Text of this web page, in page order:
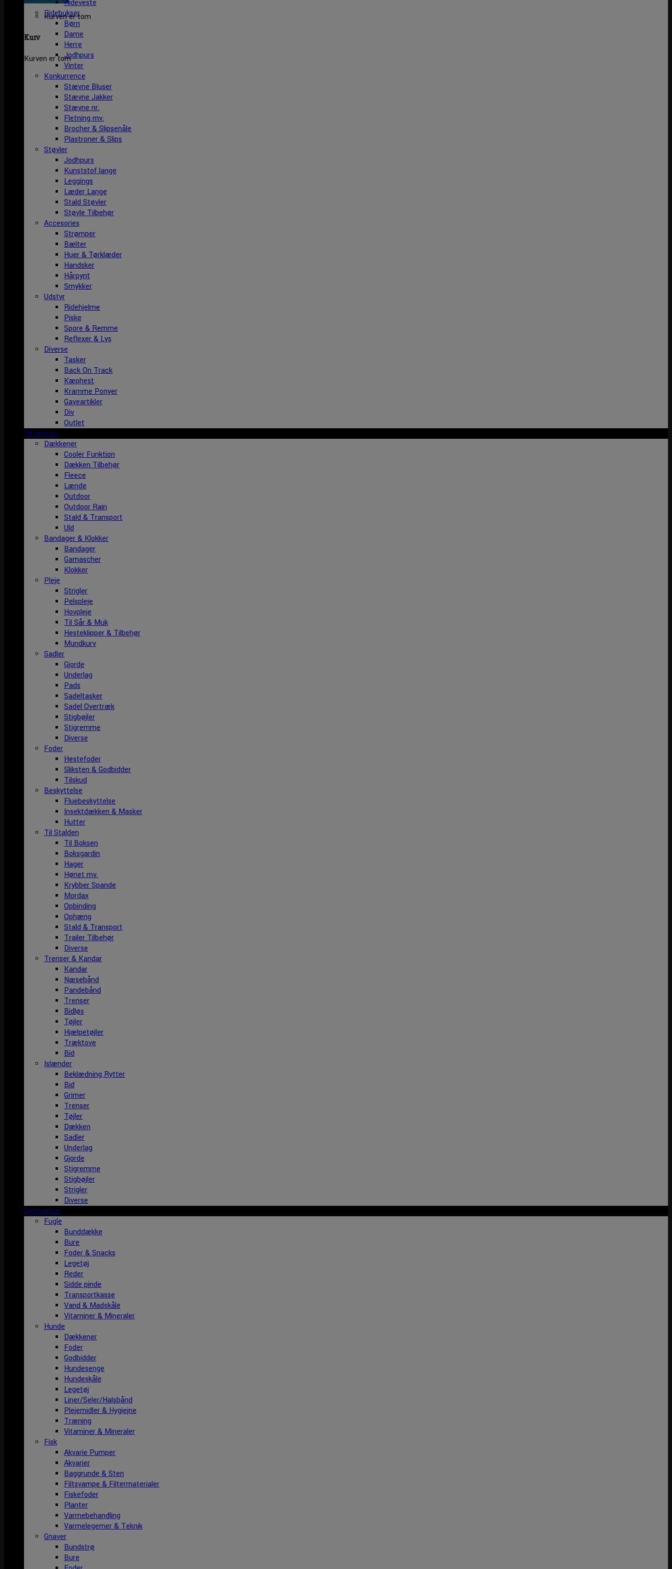
Kurven er tom
Kurv
Kurven er tom
Rideveste
Ridebukser
Børn
Dame
Herre
Jodhpurs
Vinter
Konkurrence
Stævne Bluser
Stævne Jakker
Stævne nr.
Fletning mv.
Brocher & Slipsenåle
Plastroner & Slips
Støvler
Jodhpurs
Kunststof lange
Leggings
Læder Lange
Stald Støvler
Støvle Tilbehør
Accesories
Strømper
Bælter
Huer & Tørklæder
Handsker
Hårpynt
Smykker
Udstyr
Ridehjelme
Piske
Spore & Remme
Reflexer & Lys
Diverse
Tasker
Back On Track
Kæphest
Kramme Ponyer
Gaveartikler
Div
Outlet
Til Hesten
Dækkener
Cooler Funktion
Dækken Tilbehør
Fleece
Lænde
Outdoor
Outdoor Rain
Stald & Transport
Uld
Bandager & Klokker
Bandager
Gamascher
Klokker
Pleje
Strigler
Pelspleje
Hovpleje
Til Sår & Muk
Hesteklipper & Tilbehør
Mundkurv
Sadler
Gjorde
Underlag
Pads
Sadeltasker
Sadel Overtræk
Stigbøjler
Stigremme
Diverse
Foder
Hestefoder
Sliksten & Godbidder
Tilskud
Beskyttelse
Fluebeskyttelse
Insektdækken & Masker
Hutter
Til Stalden
Til Boksen
Boksgardin
Hager
Hønet mv.
Krybber Spande
Mordax
Opbinding
Ophæng
Stald & Transport
Trailer Tilbehør
Diverse
Trenser & Kandar
Kandar
Næsebånd
Pandebånd
Trenser
Bidløs
Tøjler
Hjælpetøjler
Træktove
Bid
Islænder
Beklædning Rytter
Bid
Grimer
Trenser
Tøjler
Dækken
Sadler
Underlag
Gjorde
Stigremme
Stigbøjler
Strigler
Diverse
Dyrecenter
Fugle
Bunddække
Bure
Foder & Snacks
Legetøj
Reder
Sidde pinde
Transportkasse
Vand & Madskåle
Vitaminer & Mineraler
Hunde
Dækkener
Foder
Godbidder
Hundesenge
Hundeskåle
Legetøj
Liner/Seler/Halsbånd
Plejemidler & Hygiejne
Træning
Vitaminer & Mineraler
Fisk
Akvarie Pumper
Akvarier
Baggrunde & Sten
Filtsvampe & Filtermaterialer
Fiskefoder
Planter
Varmebehandling
Varmelegemer & Teknik
Gnaver
Bundstrø
Bure